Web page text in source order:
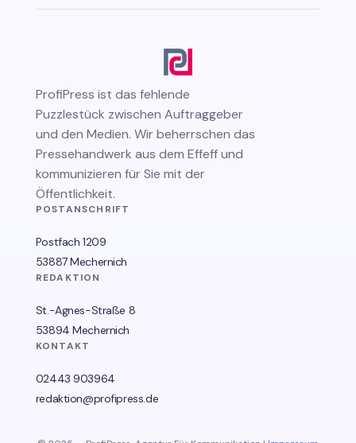
ProfiPress ist das fehlende
Puzzlestück zwischen Auftraggeber
und den Medien. Wir beherrschen das
Pressehandwerk aus dem Effeff und
kommunizieren für Sie mit der
Öffentlichkeit.
POSTANSCHRIFT
Postfach 1209
53887 Mechernich
REDAKTION
St.-Agnes-Straße 8
53894 Mechernich
KONTAKT
02443 903964
redaktion@profipress.de